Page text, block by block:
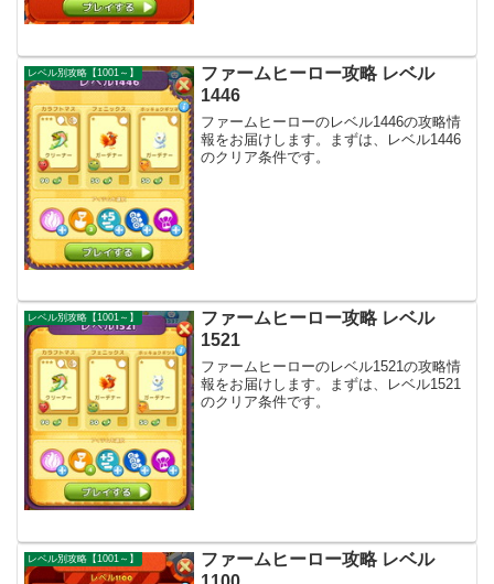
レベル別攻略【1001～】
ファームヒーロー攻略 レベル
1446
ファームヒーローのレベル1446の攻略情
報をお届けします。まずは、レベル1446
のクリア条件です。
レベル別攻略【1001～】
ファームヒーロー攻略 レベル
1521
ファームヒーローのレベル1521の攻略情
報をお届けします。まずは、レベル1521
のクリア条件です。
レベル別攻略【1001～】
ファームヒーロー攻略 レベル